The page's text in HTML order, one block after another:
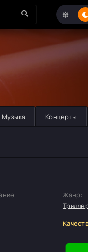
Музыка Концерты
Жанр: